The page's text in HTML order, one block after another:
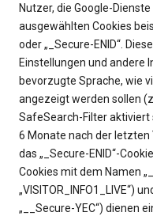
Nutzer, die Google-
ausgewählten Cookies
oder „_Secure-ENID“.
Einstellungen und andere
bevorzugte Sprache, wie
angezeigt werden sollen
SafeSearch-Filter aktiviert
6 Monate nach der letzten
das „_Secure-ENID“-
Cookies mit dem Namen
„VISITOR_INFO1_LIVE“)
„__Secure-YEC“) dienen